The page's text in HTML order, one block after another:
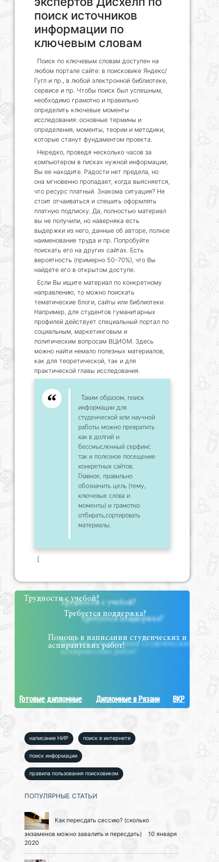
поиск источников
информации по
ключевым словам
Поиск по ключевым словам доступен на
любом портале сайте: в поисковике Яндекс/
Гугл и пр., в любой электронной библиотеке,
сервисе и пр. Чтобы поиск был успешным,
необходимо грамотно и правильно
определить ключевые моменты
исследования: основные термины и
определения, моменты, теории и методики,
которые станут фундаментом проекта.
Нередко, проведя несколько часов за
компьютером в писках нужной информации,
Вы ее находите. Радости нет предела, но
она мгновенно пропадает, когда выясняется,
что ресурс платный. Знакома ситуация? Не
стоит отчаиваться и спешить оформлять
платную подписку. Да, полностью материал
вы не получили, но наверняка есть
выдержки из него, данные об авторе, полное
наименование труда и пр. Попробуйте
поискать его на других сайтах. Есть
вероятность (примерно 50-70%), что Вы
найдете его в открытом доступе.
Если Вы ищите материал по конкретному
направлению, то можно поискать
тематические блоги, сайты или библиотеки.
Например, для студентов гуманитарных
профилей действует специальный портал по
социальным, маркетинговым и
политическим вопросам ВЦИОМ. Здесь
можно найти немало полезных материалов,
как для теоретической, так и для
практической главы исследования.
Таким образом, поиск
информации для
студенческой или научной
работы можно превратить
как в долгий и
бессмысленный серфинг,
так и полезное посещение
конкретных сайтов.
Главное, правильно
обозначить цель (тему,
ключевые слова и
моменты) и грамотно
отбирать,сортировать
материалы.
[
Трудности с учебой?
Требуется поддержка?
Помощь в написании студенческих и
аспирантских работ!
Готовые дипломные Дипломные в Рязани ВКР
написание НИР поиск в интернете
поиск информации
правила пользования поисковиком
ПОПУЛЯРНЫЕ СТАТЬИ
Как пересдать сессию? (сколько
экзаменов можно завалить и пересдать)
10 января
2020